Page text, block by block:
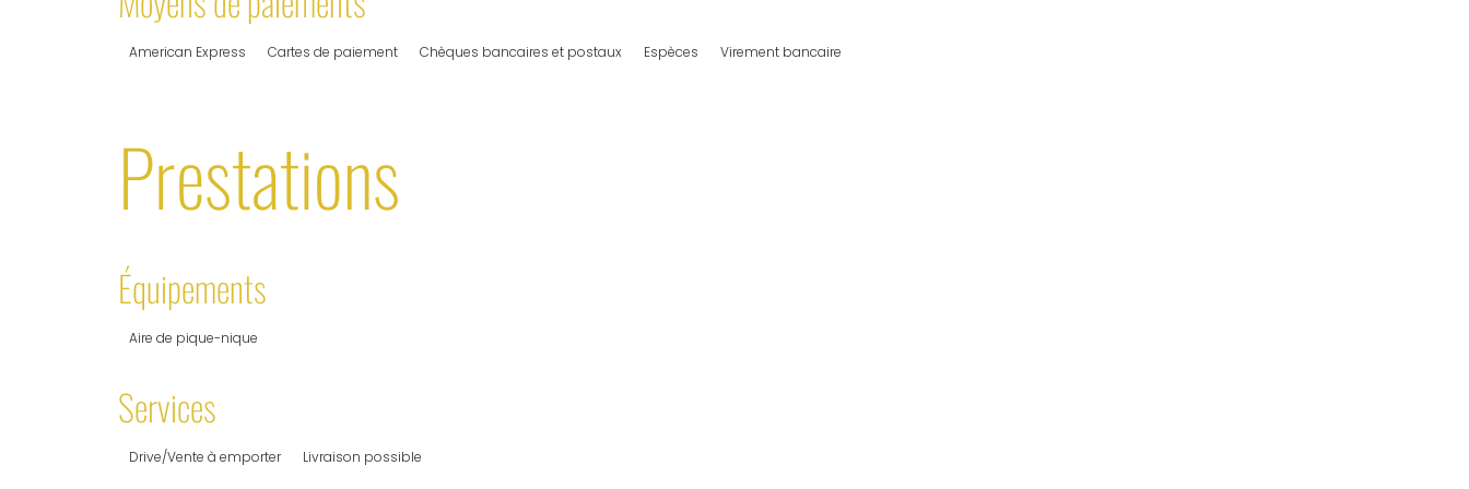
American Express Cartes de paiement Chèques bancaires et postaux Espèces Virement bancaire
Prestations
Équipements
Aire de pique-nique
Services
Drive/Vente à emporter Livraison possible